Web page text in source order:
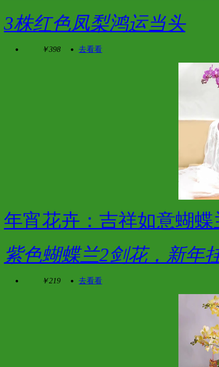
3株红色凤梨鸿运当头
￥398 去看看
年宵花卉：吉祥如意蝴蝶
紫色蝴蝶兰2剑花，新年
￥219 去看看